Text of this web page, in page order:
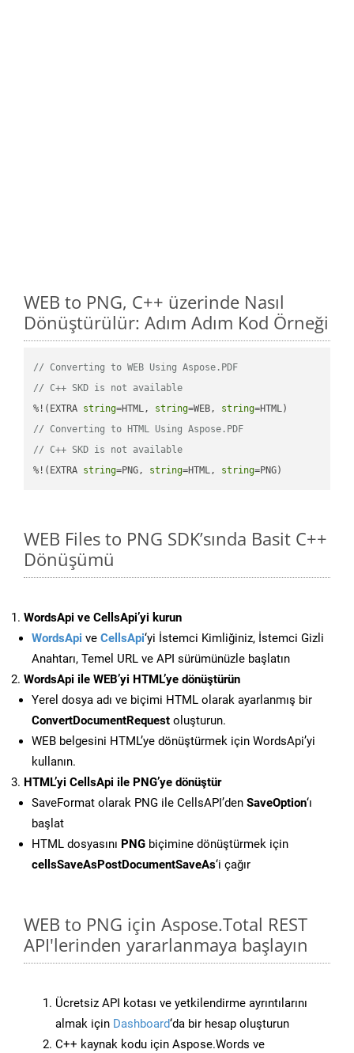
WEB to PNG, C++ üzerinde Nasıl
Dönüştürülür: Adım Adım Kod Örneği
// Converting to WEB Using Aspose.PDF
// C++ SKD is not available
%!(EXTRA string=HTML, string=WEB, string
// Converting to HTML Using Aspose.PDF
// C++ SKD is not available
%!(EXTRA string=PNG, string=HTML, string=PNG)
WEB Files to PNG SDK’sında Basit C++
Dönüşümü
WordsApi ve CellsApi’yi kurun
WordsApi ve CellsApi‘yi İstemci Kimliğiniz, İstemci Gizli
Anahtarı, Temel URL ve API sürümünüzle başlatın
WordsApi ile WEB’yi HTML’ye dönüştürün
Yerel dosya adı ve biçimi HTML olarak ayarlanmış bir
ConvertDocumentRequest oluşturun.
WEB belgesini HTML’ye dönüştürmek için WordsApi’yi
kullanın.
HTML’yi CellsApi ile PNG’ye dönüştür
SaveFormat olarak PNG ile CellsAPI’den SaveOption‘ı
başlat
HTML dosyasını PNG biçimine dönüştürmek için
cellsSaveAsPostDocumentSaveAs‘i çağır
WEB to PNG için Aspose.Total REST
API'lerinden yararlanmaya başlayın
Ücretsiz API kotası ve yetkilendirme ayrıntılarını
almak için Dashboard‘da bir hesap oluşturun
C++ kaynak kodu için Aspose.Words ve